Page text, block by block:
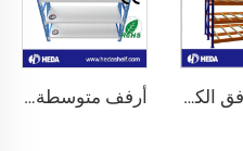
أرفف تدفق الكراتين بالجملة أرفف متوسطة التحمل وطويلة المدى